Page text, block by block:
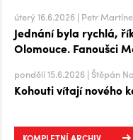
úterý 16.6.2026 | Petr
Jednání byla rychlá,
Olomouce. Fanoušci
pondělí 15.6.2026 | Štěpán
Kohouti vítají nového